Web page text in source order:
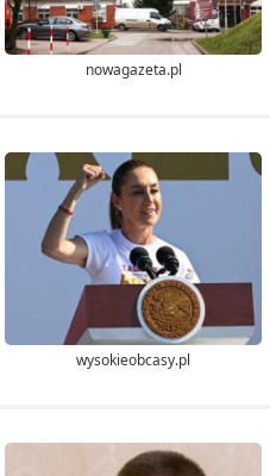
nowagazeta.pl
wysokieobcasy.pl